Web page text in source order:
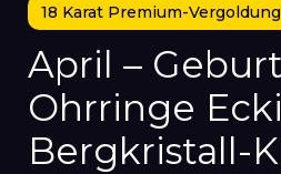
18 Karat Premium-Vergoldung
April –
Ohrringe
Bergkristall-